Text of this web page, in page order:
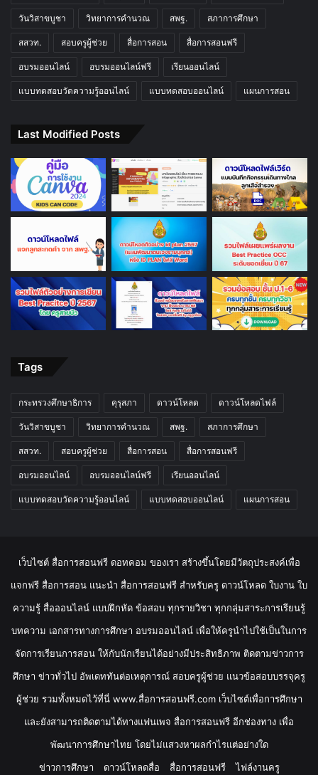
วันวิสาขบูชา วิทยาการคำนวณ สพฐ. สภาการศึกษา
สสวท. สอบครูผู้ช่วย สื่อการสอน สื่อการสอนฟรี
อบรมออนไลน์ อบรมออนไลน์ฟรี เรียนออนไลน์
แบบทดสอบวัดความรู้ออนไลน์ แบบทดสอบออนไลน์ แผนการสอน
Last Modified Posts
Tags
กระทรวงศึกษาธิการ คุรุสภา ดาวน์โหลด ดาวน์โหลดไฟล์
วันวิสาขบูชา วิทยาการคำนวณ สพฐ. สภาการศึกษา
สสวท. สอบครูผู้ช่วย สื่อการสอน สื่อการสอนฟรี
อบรมออนไลน์ อบรมออนไลน์ฟรี เรียนออนไลน์
แบบทดสอบวัดความรู้ออนไลน์ แบบทดสอบออนไลน์ แผนการสอน
เว็บไซต์ สื่อการสอนฟรี ดอทคอม ของเรา สร้างขึ้นโดยมีวัตถุประสงค์เพื่อ
แจกฟรี สื่อการสอน แนะนำ สื่อการสอนฟรี สำหรับครู ดาวน์โหลด ใบงาน ใบ
ความรู้ สื่อออนไลน์ แบบฝึกหัด ข้อสอบ ทุกรายวิชา ทุกกลุ่มสาระการเรียนรู้
บทความ เอกสารทางการศึกษา อบรมออนไลน์ เพื่อให้ครูนำไปใช้เป็นในการ
จัดการเรียนการสอน ให้กับนักเรียนได้อย่างมีประสิทธิภาพ ติดตามข่าวการ
ศึกษา ข่าวทั่วไป อัพเดททันต่อเหตุการณ์ สอบครูผู้ช่วย แนวข้อสอบบรรจุครู
ผู้ช่วย รวมทั้งหมดไว้ที่นี่ www.สื่อการสอนฟรี.com เว็บไซต์เพื่อการศึกษา
และยังสามารถติดตามได้ทางแฟนเพจ สื่อการสอนฟรี อีกช่องทาง เพื่อ
พัฒนาการศึกษาไทย โดยไม่แสวงหาผลกำไรแต่อย่างใด
ข่าวการศึกษา
ดาวน์โหลดสื่อ สื่อการสอนฟรี ไฟล์งานครู